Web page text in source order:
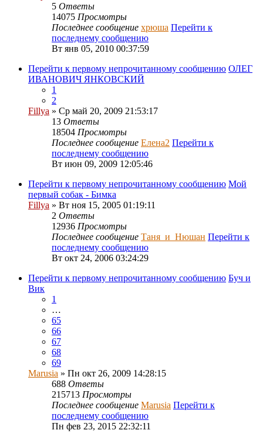
5 Ответы
14075 Просмотры
Последнее сообщение хрюша Перейти к
последнему сообщению
Вт янв 05, 2010 00:37:59
Перейти к первому непрочитанному сообщению ОЛЕГ
ИВАНОВИЧ ЯНКОВСКИЙ
1
2
Fillya » Ср май 20, 2009 21:53:17
13 Ответы
18504 Просмотры
Последнее сообщение Елена2 Перейти к
последнему сообщению
Вт июн 09, 2009 12:05:46
Перейти к первому непрочитанному сообщению Мой
первый собак - Бимка
Fillya » Вт ноя 15, 2005 01:19:11
2 Ответы
12936 Просмотры
Последнее сообщение Таня_и_Нюшан Перейти к
последнему сообщению
Вт окт 24, 2006 03:24:29
Перейти к первому непрочитанному сообщению Буч и
Вик
1
…
65
66
67
68
69
Marusia » Пн окт 26, 2009 14:28:15
688 Ответы
215713 Просмотры
Последнее сообщение Marusia Перейти к
последнему сообщению
Пн фев 23, 2015 22:32:11